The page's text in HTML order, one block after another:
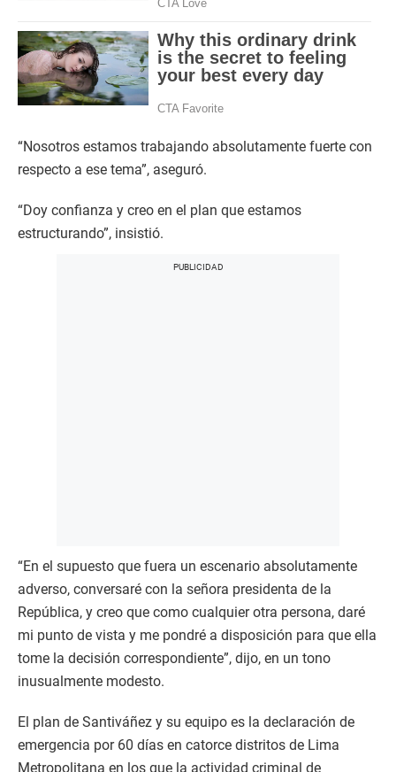
“Nosotros estamos trabajando absolutamente fuerte con
respecto a ese tema”, aseguró.
“Doy confianza y creo en el plan que estamos
estructurando”, insistió.
“En el supuesto que fuera un escenario absolutamente
adverso, conversaré con la señora presidenta de la
República, y creo que como cualquier otra persona, daré
mi punto de vista y me pondré a disposición para que ella
tome la decisión correspondiente”, dijo, en un tono
inusualmente modesto.
El plan de Santiváñez y su equipo es la declaración de
emergencia por 60 días en catorce distritos de Lima
Metropolitana en los que la actividad criminal de